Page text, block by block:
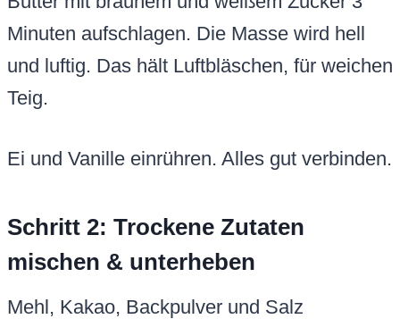
Minuten aufschlagen. Die Masse wird hell
und luftig. Das hält Luftbläschen, für weichen
Teig.
Ei und Vanille einrühren. Alles gut verbinden.
Schritt 2: Trockene Zutaten
mischen & unterheben
Mehl, Kakao, Backpulver und Salz